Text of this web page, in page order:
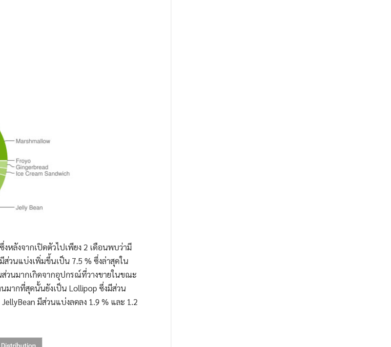
งหลังจากเปิดตัวไปเพียง 2 เดือนพบว่ามี
วนแบ่งเพิ่มขึ้นเป็น 7.5 % ซึ่งล่าสุดใน
วนมากเกิดจากอุปกรณ์ที่วางขายในขณะ
มากที่สุดนั้นยังเป็น Lollipop ซึ่งมีส่วน
มีส่วนแบ่งลดลง 1.9 % และ 1.2